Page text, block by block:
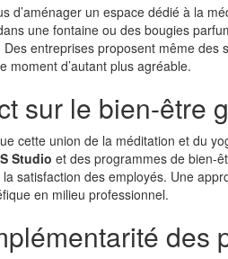
d’aménager un espace dédié à la
une fontaine ou des bougies
Des entreprises proposent même
moment d’autant plus agréable.
sur le bien-être
cette union de la méditation et du
Studio et des programmes de bien-
satisfaction des employés. Une
en milieu professionnel.
des